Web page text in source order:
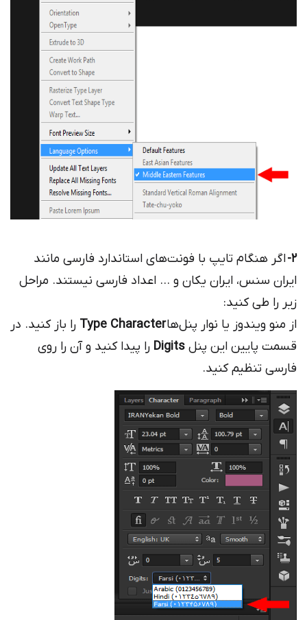
2- اگر هنگام تایپ با فونت‌های استاندارد فارسی مانند
ایران سنس، ایران یکان و … اعداد فارسی نیستند. مراحل
زیر را طی کنید:
از منو ویندوز یا نوار پنل‌هاType Character را باز کنید. در
قسمت پایین این پنل Digits را پیدا کنید و آن را روی
فارسی تنظیم کنید.